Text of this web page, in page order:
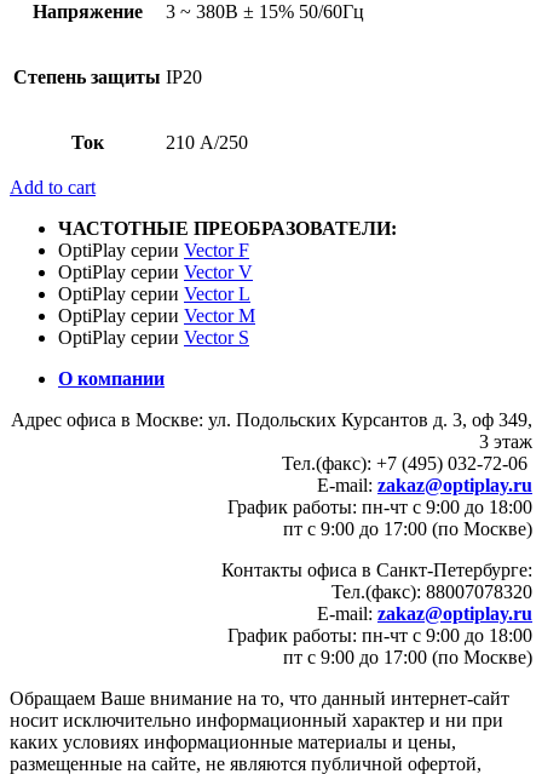
Напряжение 3 ~ 380В ± 15% 50/60Гц
Степень защиты IP20
Ток 210 А/250
Add to cart
ЧАСТОТНЫЕ ПРЕОБРАЗОВАТЕЛИ:
OptiPlay серии Vector F
OptiPlay серии Vector V
OptiPlay серии Vector L
OptiPlay серии Vector M
OptiPlay серии Vector S
О компании
Адрес офиса в Москве: ул. Подольских Курсантов д. 3, оф 349,
3 этаж
Тел.(факс): +7 (495) 032-72-06
E-mail: zakaz@optiplay.ru
График работы: пн-чт с 9:00 до 18:00
пт с 9:00 до 17:00 (по Москве)
Контакты офиса в Санкт-Петербурге:
Тел.(факс): 88007078320
E-mail: zakaz@optiplay.ru
График работы: пн-чт с 9:00 до 18:00
пт с 9:00 до 17:00 (по Москве)
Обращаем Ваше внимание на то, что данный интернет-сайт
носит исключительно информационный характер и ни при
каких условиях информационные материалы и цены,
размещенные на сайте, не являются публичной офертой,